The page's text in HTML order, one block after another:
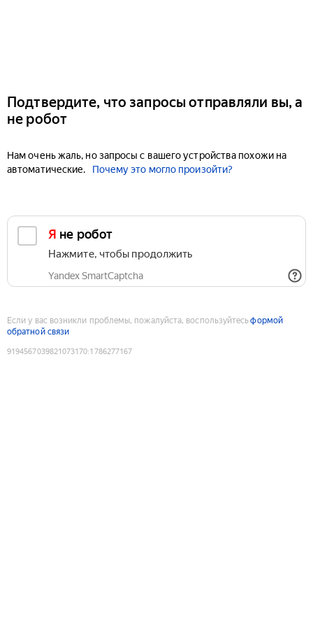
Подтвердите, что запросы отправляли вы, а
не робот
Нам очень жаль, но запросы с вашего устройства похожи на
автоматические.
Почему это могло произойти?
Я не робот
Нажмите, чтобы продолжить
Yandex SmartCaptcha
Если у вас возникли проблемы, пожалуйста, воспользуйтесьформой
обратной связи
9194567039821073170:1786277167